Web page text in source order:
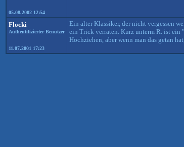
05.08.2002 12:54
Flocki
Authentifizierter Benutzer
11.07.2001 17:23
Ein alter Klassiker, der nicht vergessen
ein Trick verraten. Kurz unterm R. ist ein
Hochziehen, aber wenn man das getan